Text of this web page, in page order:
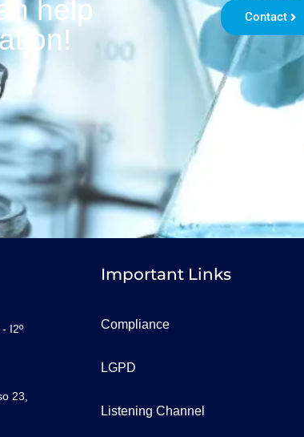
help
Contact
I2º
23,
Important Links
Compliance
LGPD
Listening Channel